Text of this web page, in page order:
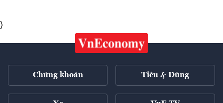
}
Chứng khoán Tiêu & Dùng